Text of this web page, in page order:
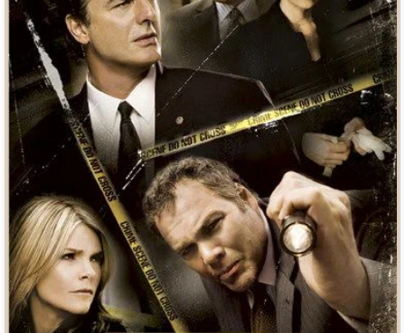
Наркотики Новогодние
Основанное нареальных
событиях
Параллельные миры
ПереводГоблина ПереводКубик в Кубе
ПереводКураж-Бамбей Пеплум
Подростковаяжестокость Постапокалипсис
Про акул
Про апокалипсис Про богов
Про богатых Про вампиров
Про ведьм Про викингов
Про выживание Про гангстеров